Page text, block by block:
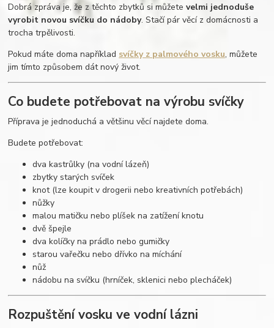
Dobrá zpráva je, že z těchto zbytků si můžetevelmi jednoduše
vyrobit novou svíčku do nádoby. Stačí pár věcí z domácnosti a
trocha trpělivosti.
Pokud máte doma například svíčky z palmového vosku, můžete
jim tímto způsobem dát nový život.
Co budete potřebovat na výrobu svíčky
Příprava je jednoduchá a většinu věcí najdete doma.
Budete potřebovat:
dva kastrůlky (na vodní lázeň)
zbytky starých svíček
knot (lze koupit v drogerii nebo kreativních potřebách)
nůžky
malou matičku nebo plíšek na zatížení knotu
dvě špejle
dva kolíčky na prádlo nebo gumičky
starou vařečku nebo dřívko na míchání
nůž
nádobu na svíčku (hrníček, sklenici nebo plecháček)
Rozpuštění vosku ve vodní lázni